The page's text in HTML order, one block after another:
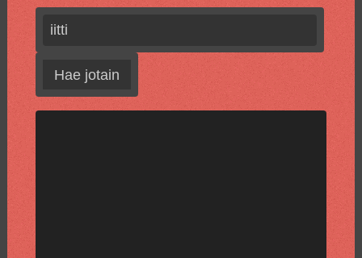
Hae jotain